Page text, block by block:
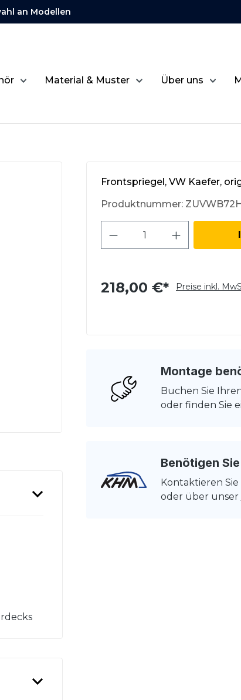
an Modellen
Material & Muster Über uns
Frontspriegel, VW Kaefer,
Produktnummer:
Produkt Anzahl:
218,00 €* Preise inkl.
Montage
Buchen Sie
oder finden Sie
Benötigen
Kontaktieren
oder über unser